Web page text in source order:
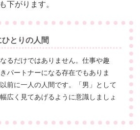
下がります。
ひとりの人間
るだけではありません。仕事や趣
パートナーになる存在でもありま
前に一人の人間です。「男」として
広く見てあげるように意識しましょ